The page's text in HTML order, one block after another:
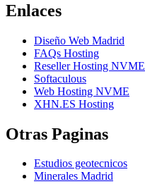
Enlaces
Diseño Web Madrid
FAQs Hosting
Reseller Hosting NVME
Softaculous
Web Hosting NVME
XHN.ES Hosting
Otras Paginas
Estudios geotecnicos
Minerales Madrid